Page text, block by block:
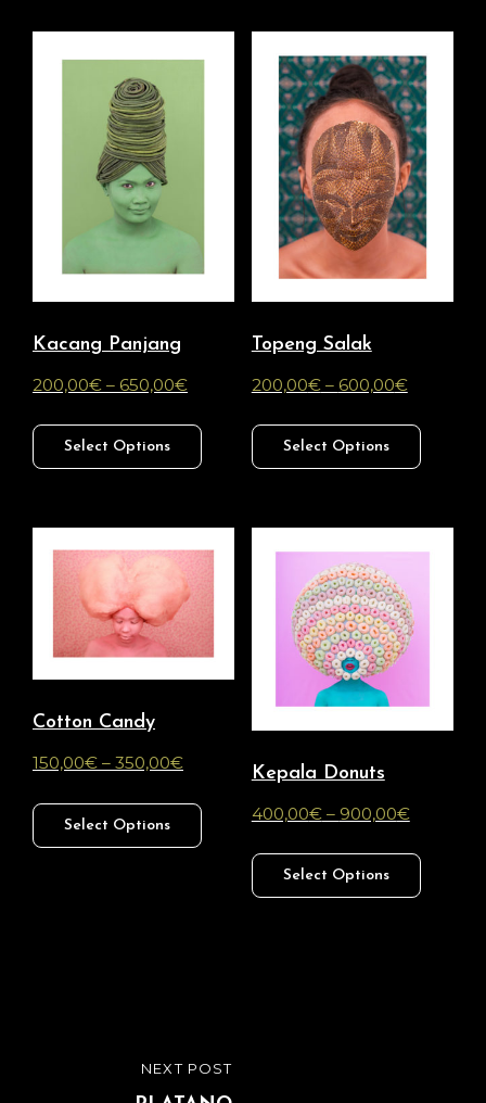
Kacang Panjang
200,00€ – 650,00€
Select Options
Topeng Salak
200,00€– 600,00€
Select Options
Cotton Candy
150,00€ – 350,00€
Select Options
Kepala Donuts
400,00€– 900,00€
Select Options
NavigationNEXT POST